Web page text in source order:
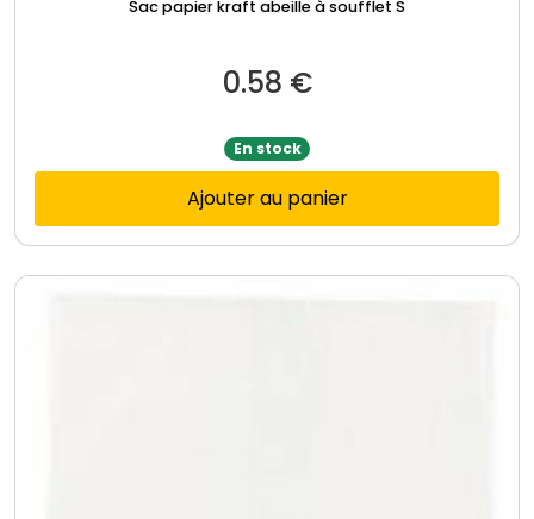
Sac papier kraft abeille à soufflet S
0.58 €
En stock
Ajouter au panier